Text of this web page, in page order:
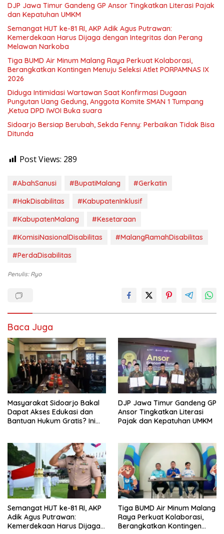
DJP Jawa Timur Gandeng GP Ansor Tingkatkan Literasi Pajak
dan Kepatuhan UMKM
Semangat HUT ke-81 RI, AKP Adik Agus Putrawan:
Kemerdekaan Harus Dijaga dengan Integritas dan Perang
Melawan Narkoba
Tiga BUMD Air Minum Malang Raya Perkuat Kolaborasi,
Berangkatkan Kontingen Menuju Seleksi Atlet PORPAMNAS IX
2026
Diduga Intimidasi Wartawan Saat Konfirmasi Dugaan
Pungutan Uang Gedung, Anggota Komite SMAN 1 Tumpang
,Ketua DPD IWOI Buka suara
Sidoarjo Bersiap Berubah, Sekda Fenny: Perbaikan Tidak Bisa
Ditunda
Post Views: 289
#AbahSanusi #BupatiMalang
#Gerkatin
#HakDisabilitas
#KabupatenInklusif
#KabupatenMalang
#Kesetaraan
#KomisiNasionalDisabilitas
#MalangRamahDisabilitas
#PerdaDisabilitas
Penulis: Ryo
Baca Juga
Masyarakat Sidoarjo Bakal
Dapat Akses Edukasi dan
Bantuan Hukum Gratis? Ini
DJP Jawa Timur Gandeng GP
Ansor Tingkatkan Literasi
Pajak dan Kepatuhan UMKM
Semangat HUT ke-81 RI, AKP
Adik Agus Putrawan:
Kemerdekaan Harus Dijaga
Tiga BUMD Air Minum Malang
Raya Perkuat Kolaborasi,
Berangkatkan Kontingen